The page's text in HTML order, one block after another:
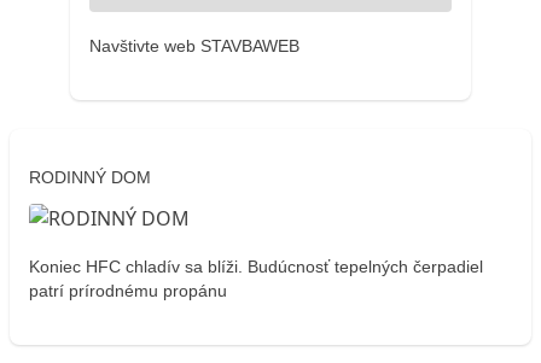
Navštivte web STAVBAWEB
RODINNÝ DOM
Koniec HFC chladív sa blíži. Budúcnosť tepelných čerpadiel
patrí prírodnému propánu